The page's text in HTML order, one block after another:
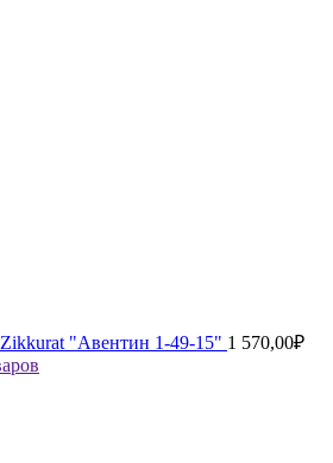
"Авентин 1-49-15" 1 570,00₽